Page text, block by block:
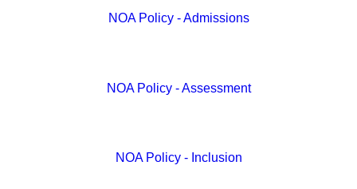
NOA Policy - Admissions
NOA Policy - Assessment
NOA Policy - Inclusion